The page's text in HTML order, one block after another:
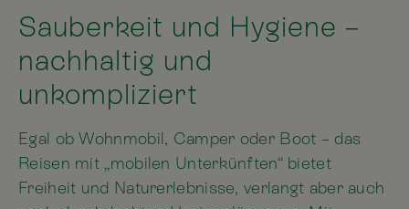
Sauberkeit und Hygiene –
nachhaltig und
unkompliziert
Egal ob Wohnmobil, Camper oder Boot – das
Reisen mit „mobilen Unterkünften“ bietet
Freiheit und Naturerlebnisse, verlangt aber auch